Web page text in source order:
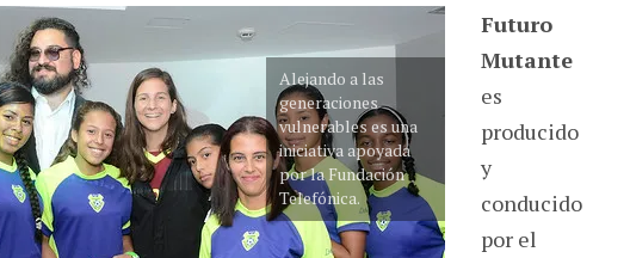
Alejando a las
generaciones
vulnerables es una
iniciativa apoyada
por la Fundación
Telefónica.
Futuro
Mutante
es
producido
y
conducido
por el